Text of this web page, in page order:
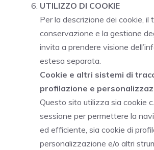
UTILIZZO DI COOKIE
Per la descrizione dei cookie, il
conservazione e la gestione
invita a prendere visione
estesa separata.
Cookie e altri sistemi di
profilazione e
Questo sito utilizza sia cookie
sessione per permettere la
ed efficiente, sia cookie di
personalizzazione e/o altri